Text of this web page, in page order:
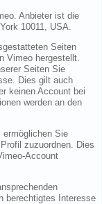
Anbieter ist die
10011, USA.
Seiten
Vimeo hergestellt.
Seiten Sie
Dies gilt auch
keinen Account bei
werden an den
ermöglichen Sie
zuzuordnen. Dies
Account
berechtigtes Interesse